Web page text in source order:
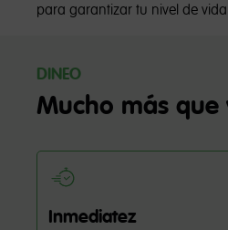
para garantizar tu nivel de
DINEO
Mucho más que
Inmediatez